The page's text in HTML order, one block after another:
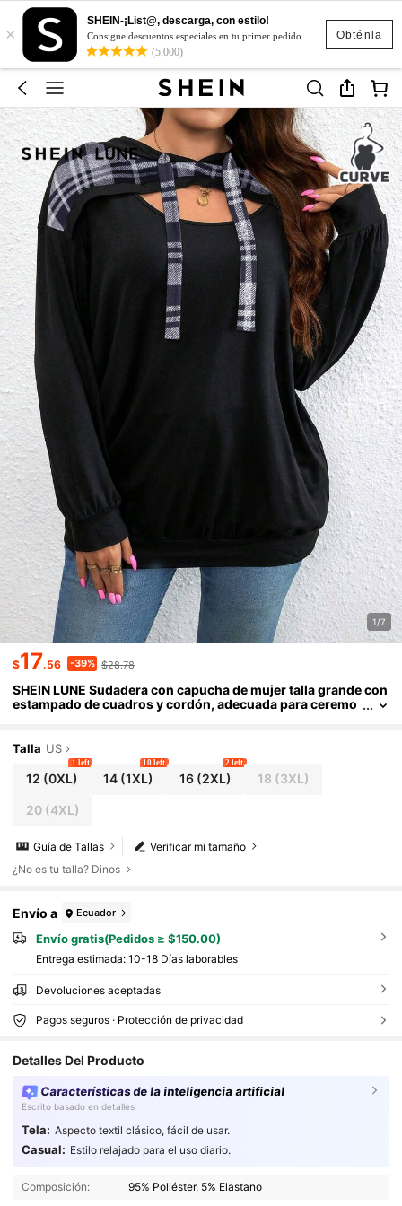
Obténla
×
SHEIN-¡List@, descarga, con estilo!
Consigue descuentos especiales en tu primer pedido
(5,000)
1/7
$17.56 -39% $28.78
SHEIN LUNE Sudadera con capucha de mujer talla grande con
estampado de cuadros y cordón, adecuada para ceremo
Talla US
12 (0XL)
1 left
14 (1XL)
10 left
16(2XL)
2 left
18 (3XL)
20(4XL)
Verificar mi tamaño
Guía de Tallas
¿No es tu talla? Dinos
Envío a Ecuador
Envío gratis(Pedidos ≥ $150.00)
Entrega estimada: 10-18 Días laborables
Devoluciones aceptadas
Pagos seguros · Protección de privacidad
Detalles Del Producto
Características de la inteligencia artificial
Escrito basado en detalles
Tela: Aspecto textil clásico, fácil de usar.
Casual: Estilo relajado para el uso diario.
Composición: 95% Poliéster, 5% Elastano
4.89 450K Seguidores
450K Seguidores